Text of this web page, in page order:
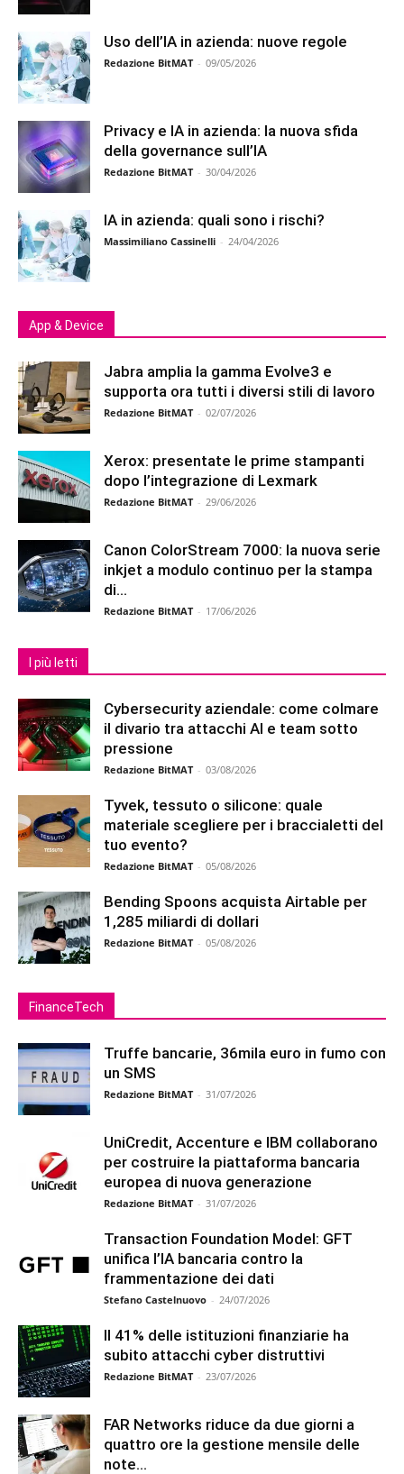
Uso dell’IA in azienda: nuove regole
Redazione BitMAT - 09/05/2026
Privacy e IA in azienda: la nuova sfida
della governance sull’IA
Redazione BitMAT - 30/04/2026
IA in azienda: quali sono i rischi?
Massimiliano Cassinelli - 24/04/2026
App & Device
Jabra amplia la gamma Evolve3 e
supporta ora tutti i diversi stili di lavoro
Redazione BitMAT - 02/07/2026
Xerox: presentate le prime stampanti
dopo l’integrazione di Lexmark
Redazione BitMAT - 29/06/2026
Canon ColorStream 7000: la nuova serie
inkjet a modulo continuo per la stampa
di...
Redazione BitMAT - 17/06/2026
I più letti
Cybersecurity aziendale: come colmare
il divario tra attacchi AI e team sotto
pressione
Redazione BitMAT - 03/08/2026
Tyvek, tessuto o silicone: quale
materiale scegliere per i braccialetti del
tuo evento?
Redazione BitMAT - 05/08/2026
Bending Spoons acquista Airtable per
1,285 miliardi di dollari
Redazione BitMAT - 05/08/2026
FinanceTech
Truffe bancarie, 36mila euro in fumo con
un SMS
Redazione BitMAT - 31/07/2026
UniCredit, Accenture e IBM collaborano
per costruire la piattaforma bancaria
europea di nuova generazione
Redazione BitMAT - 31/07/2026
Transaction Foundation Model: GFT
unifica l’IA bancaria contro la
frammentazione dei dati
Stefano Castelnuovo - 24/07/2026
Il 41% delle istituzioni finanziarie ha
subito attacchi cyber distruttivi
Redazione BitMAT - 23/07/2026
FAR Networks riduce da due giorni a
quattro ore la gestione mensile delle
note...